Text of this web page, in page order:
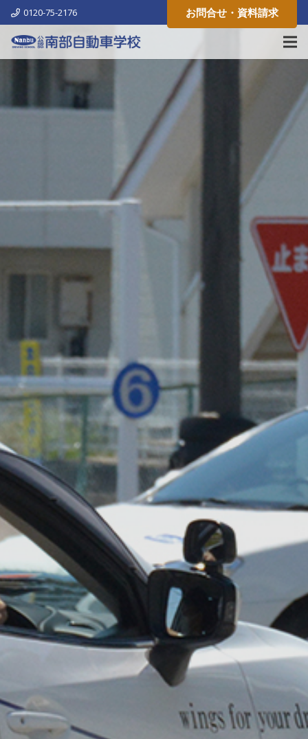
0120-75-2176 お問合せ・資料請求